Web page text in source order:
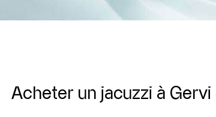
Acheter un jacuzzi à